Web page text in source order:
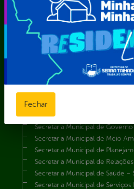
Secretaria de Comunicação
Secretaria de Desenvolvimento
Secretaria de Iluminação Pública
Secretaria Municipal da Mulher –
Secretaria Municipal de
Secretaria Municipal de
SEMARH / Secretaria de
Secretaria Municipal de
Secretaria Municipal de Esporte
Secretaria Municipal de Finanças
Secretaria Municipal de Governo
Secretaria Municipal de Meio
Secretaria Municipal de
Secretaria Municipal de
Secretaria Municipal de Saúde –
Secretaria Municipal de Serviços
Fechar